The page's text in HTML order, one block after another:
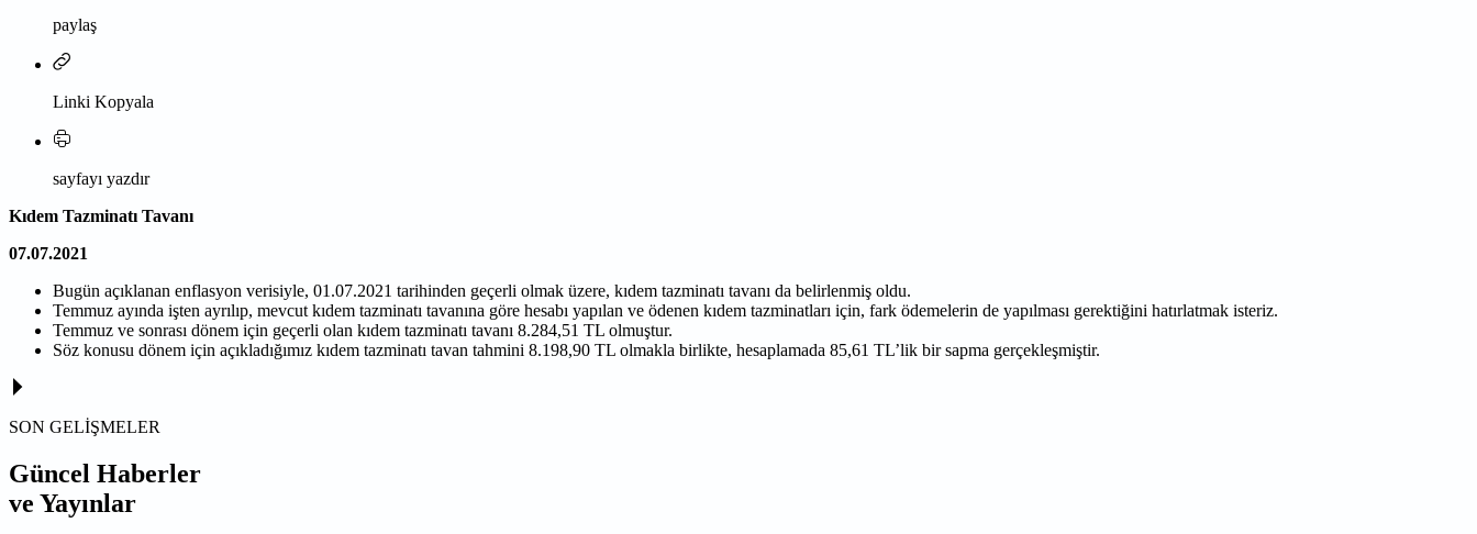
paylaş
Linki Kopyala
sayfayı yazdır
Kıdem Tazminatı Tavanı
07.07.2021
Bugün açıklanan enflasyon verisiyle, 01.07.2021 tarihinden geçerli olmak üzere, kıdem tazminatı tavanı da belirlenmiş oldu.
Temmuz ayında işten ayrılıp, mevcut kıdem tazminatı tavanına göre hesabı yapılan ve ödenen kıdem tazminatları için, fark ödemelerin de yapılması gerektiğini hatırlatmak isteriz.
Temmuz ve sonrası dönem için geçerli olan kıdem tazminatı tavanı 8.284,51 TL olmuştur.
Söz konusu dönem için açıkladığımız kıdem tazminatı tavan tahmini 8.198,90 TL olmakla birlikte, hesaplamada 85,61 TL’lik bir sapma gerçekleşmiştir.
SON GELİŞMELER
Güncel Haberler
ve Yayınlar